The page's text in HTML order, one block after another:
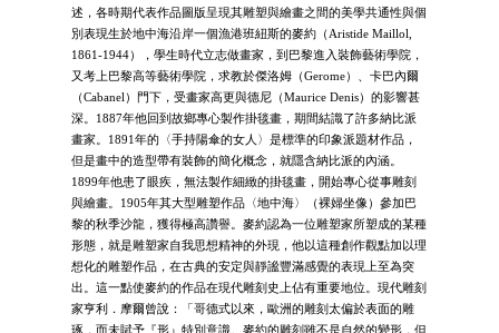
述，各時期代表作品圖版呈現其雕塑與繪畫之間的美學共通性與個
別表現生於地中海沿岸一個漁港班紐斯的麥約（Aristide Maillol,
1861-1944），學生時代立志做畫家，到巴黎進入裝飾藝術學院，
又考上巴黎高等藝術學院，求教於傑洛姆（Gerome）、卡巴內爾
（Cabanel）門下，受畫家高更與德尼（Maurice Denis）的影響甚
深。1887年他回到故鄉專心製作掛毯畫，期間結識了許多納比派
畫家。1891年的〈手持陽傘的女人〉是標準的印象派題材作品，
但是畫中的造型帶有裝飾的簡化概念，就隱含納比派的內涵。
1899年他患了眼疾，無法製作細緻的掛毯畫，開始專心從事雕刻
與繪畫。1905年其大型雕塑作品〈地中海〉（裸婦坐像）參加巴
黎的秋季沙龍，獲得極高讚譽。麥約認為一位雕塑家所塑成的某種
形態，就是雕塑家自我思想精神的外現，他以這種創作觀點加以理
想化的雕塑作品，在古典的安定與靜謐豐滿感覺的表現上至為突
出。這一點使麥約的作品在現代雕刻史上佔有重要地位。現代雕刻
家亨利．摩爾曾說：「哥德式以來，歐洲的雕刻太偏於表面的雕
琢，而未賦予『形』特別意識。麥約的雕刻雖不是自然的變形，但